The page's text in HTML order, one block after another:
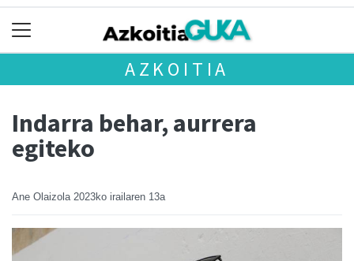
AZKOITIA
Indarra behar, aurrera
egiteko
Ane Olaizola 2023ko irailaren 13a